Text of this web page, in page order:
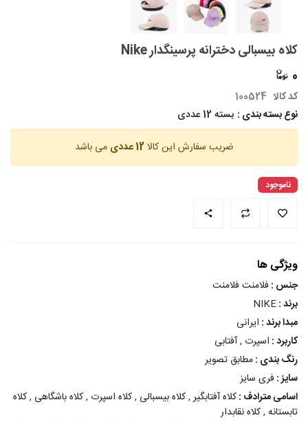
کلاه بیسبالی دخترانه پرسینگدار Nike
0
کد کالا 100524
نوع بسته بندی : بسته 12 عددی
ضریب سفارش این کالا 12 عددی می باشد
ناموجود
ویژگی ها
جنس : فلامنت فلامنت
برند :NIKE
مبدا برند : ایرانی
کاربرد : اسپرت , آفتابی
رنگ بندی :مطابق تصویر
سایز : فری سایز
اسامی مترادف :کلاه آفتابگیر , کلاه بیسبالی , کلاه اسپرت , کلاه باشگاهی , کلاه
تابستانه , کلاه نقابدار